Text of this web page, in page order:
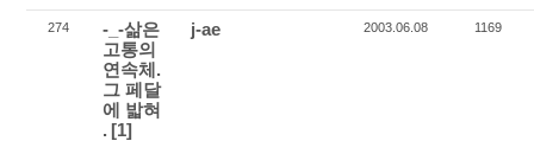
274
-_-삶은
고통의
연속체.
그 페달
에 밟혀
. [1]
j-ae 2003.06.08 1169